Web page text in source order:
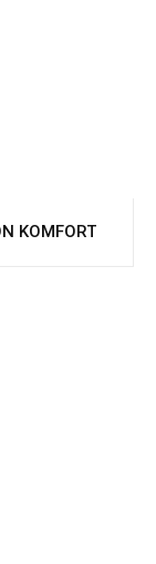
KOMFORT